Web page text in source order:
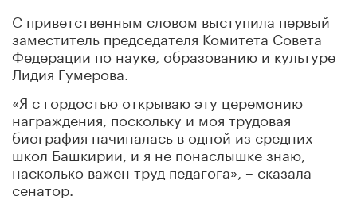
С приветственным словом выступила первый
заместитель председателя Комитета Совета
Федерации по науке, образованию и культуре
Лидия Гумерова.
«Я с гордостью открываю эту церемонию
награждения, поскольку и моя трудовая
биография начиналась в одной из средних
школ Башкирии, и я не понаслышке знаю,
насколько важен труд педагога», – сказала
сенатор.